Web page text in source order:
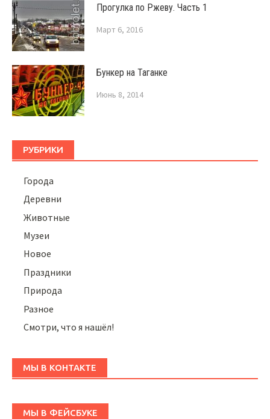
Прогулка по Ржеву. Часть 1
Март 6, 2016
Бункер на Таганке
Июнь 8, 2014
РУБРИКИ
Города
Деревни
Животные
Музеи
Новое
Праздники
Природа
Разное
Смотри, что я нашёл!
МЫ В КОНТАКТЕ
МЫ В ФЕЙСБУКЕ